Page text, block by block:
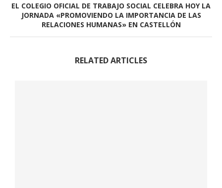
EL COLEGIO OFICIAL DE TRABAJO SOCIAL CELEBRA HOY LA
JORNADA «PROMOVIENDO LA IMPORTANCIA DE LAS
RELACIONES HUMANAS» EN CASTELLÓN
RELATED ARTICLES